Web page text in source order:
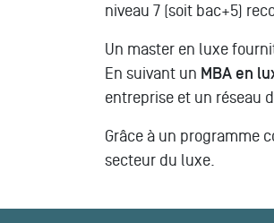
niveau 7 (soit bac+5)
Un master en luxe
En suivant un MBA en
entreprise et un réseau
Grâce à un programme
secteur du luxe.